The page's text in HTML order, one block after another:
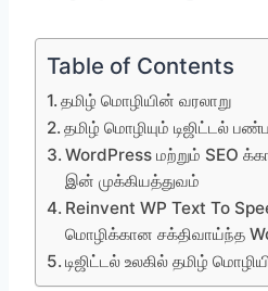
Table of Contents
தமிழ் மொழியின் வரலாறு
தமிழ் மொழியும் டிஜிட்டல்
WordPress மற்றும் SEO
இன் முக்கியத்துவம்
Reinvent WP Text To
மொழிக்கான சக்திவாய்ந்த
டிஜிட்டல் உலகில் தமிழ்